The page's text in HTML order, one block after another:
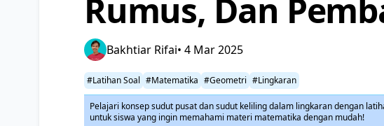
Rumus, Dan
Bakhtiar Rifai• 4 Mar 2025
#Latihan Soal #Matematika #Geometri #Lingkaran
Pelajari konsep sudut pusat dan sudut keliling dalam lingkaran dengan
untuk siswa yang ingin memahami materi matematika dengan mudah!